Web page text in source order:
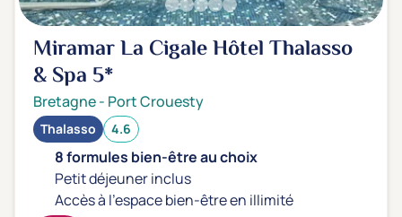
Miramar La Cigale Hôtel Thalasso
& Spa 5*
Bretagne- Port Crouesty
Thalasso 4.6
8 formules bien-être au choix
Petit déjeuner inclus
Accès à l'espace bien-être en illimité